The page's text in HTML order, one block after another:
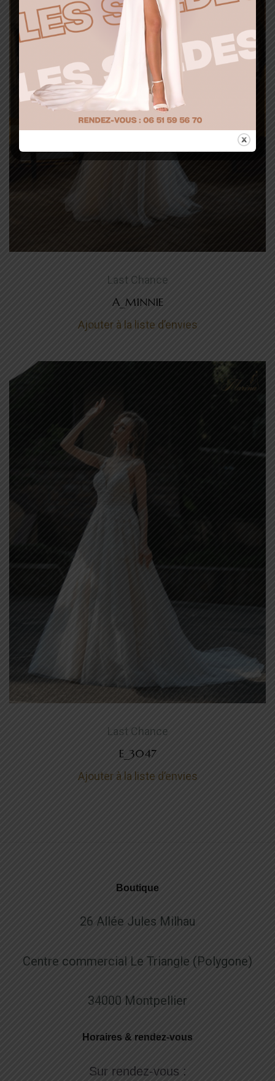
Last Chance
A_MINNIE
Ajouter à la liste d’envies
Last Chance
E_3047
Ajouter à la liste d’envies
Boutique
26 Allée Jules Milhau
Centre commercial Le Triangle (Polygone)
34000 Montpellier
Horaires & rendez-vous
Sur rendez-vous :